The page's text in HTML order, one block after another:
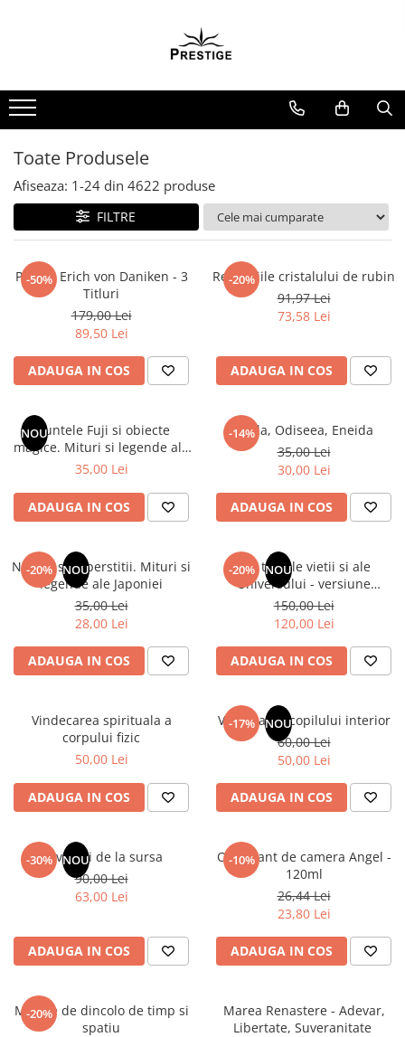
Noutati
Promotii
Spiritualitate - Ezoterism
AngelConnection
Arte Divinatorii
Chiromantie
Dezvoltare Spirituala
KidConnection
Minte Corp
New Illuminati Files
Numerologie
Paranormal
Parapsihologie
Ramtha
Audiobook
ReConnect
Religie
Crestinism
ScienceConnection
SelfConnect
Vindecare Spirituala
Sanatate
Gastronomik
MedConnect
Medicina & Farmacie
Medicina Pentru Toti
SealfHealing
Sport
Terapii Alternative
Toate Produsele
Afiseaza: 1-24 din 4622 produse
FILTRE
-50%
Pachet Erich von Daniken - 3
Titluri
179,00 Lei
89,50 Lei
ADAUGA IN COS
-20%
Revelatiile cristalului de rubin
91,97 Lei
73,58 Lei
ADAUGA IN COS
NOUMuntele Fuji si obiecte
magice. Mituri si legende ale
Japoniei
35,00 Lei
ADAUGA IN COS
-14%
Iliada, Odiseea, Eneida
35,00 Lei
30,00 Lei
ADAUGA IN COS
-20% NOU
Natura si superstitii. Mituri si
legende ale Japoniei
35,00 Lei
28,00 Lei
ADAUGA IN COS
-20% NOU
Din tainele vietii si ale
Universului - versiune
originala din 1939. Volumele I-
III. Cutie de colectie -Scarlat
Demetrescu
150,00 Lei
120,00 Lei
ADAUGA IN COS
Vindecarea spirituala a
corpului fizic
50,00 Lei
ADAUGA IN COS
-17% NOU
Vindecarea copilului interior
60,00 Lei
50,00 Lei
ADAUGA IN COS
-30% NOU
Revelatii de la sursa
90,00 Lei
63,00 Lei
ADAUGA IN COS
-10%
Odorizant de camera Angel -
120ml
26,44 Lei
23,80 Lei
ADAUGA IN COS
-20%
Mesaje de dincolo de timp si
spatiu
Marea Renastere - Adevar,
Libertate, Suveranitate